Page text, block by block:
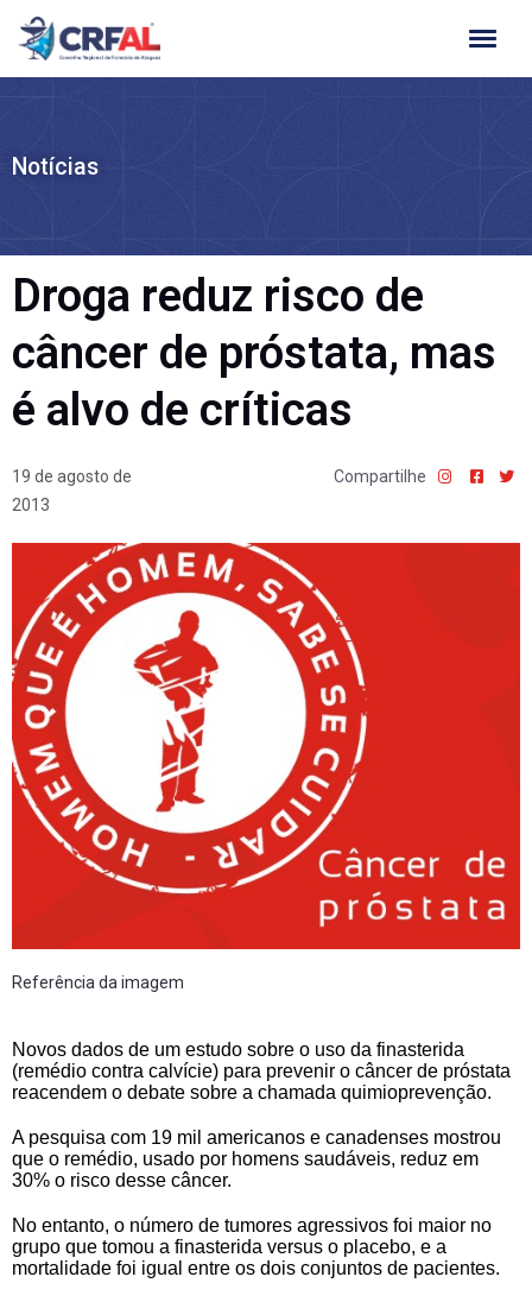
Ir
para
Notícias
Droga reduz risco de
câncer de próstata, mas
é alvo de críticas
19 de agosto de
2013
Compartilhe
Referência da imagem
Novos dados de um estudo sobre o uso da finasterida
(remédio contra calvície) para prevenir o câncer de próstata
reacendem o debate sobre a chamada quimioprevenção.
A pesquisa com 19 mil americanos e canadenses mostrou
que o remédio, usado por homens saudáveis, reduz em
30% o risco desse câncer.
No entanto, o número de tumores agressivos foi maior no
grupo que tomou a finasterida versus o placebo, e a
mortalidade foi igual entre os dois conjuntos de pacientes.